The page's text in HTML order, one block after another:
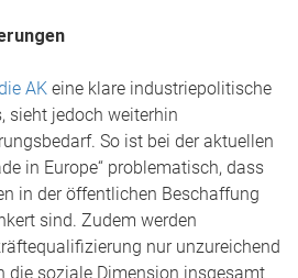
AK eine klare industriepolitische
sieht jedoch weiterhin
So ist bei der aktuellen
in Europe“ problematisch, dass
in der öffentlichen Beschaffung
sind. Zudem werden
nur unzureichend
die soziale Dimension insgesamt